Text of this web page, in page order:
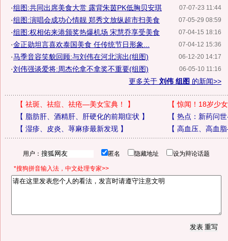
07-07-23 11:44
·组图:共同出席美食大赏 露背朱茵PK低胸贝安琪
07-05-29 08:59
·组图:演唱会成功心情靓 郑秀文放纵超市扫美食
07-04-15 18:16
·组图:权相佑来港颁奖热爆机场 宋慧乔享受美食
07-04-12 15:36
·金正勋坦言喜欢泰国美食 任传统节日形象...
06-12-20 14:17
·马季音容笑貌回顾:与刘伟在河北演出(组图)
06-05-10 11:16
·刘伟强谈爱将:周杰伦拿不拿奖不重要(组图)
更多关于 刘伟 组图 的新闻>>
【 祛斑、祛痘、祛疮—美女宝典！ 】 【惊闻！18岁少
【 脂肪肝、酒精肝、肝硬化的前期症状 】 【 热点：新药问
【 湿疹、皮炎、荨麻疹最新发现】 【 高血压、高血
用户： 匿名 隐藏地址 设为辩论话题
*搜狗拼音输入法，中文处理专家>>